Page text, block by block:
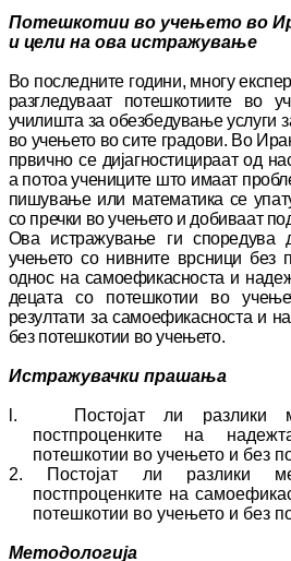
Потешкотии во учењето во
и цели на ова истражување
Во последните години, многу
разгледуваат по­теш­ко­тии­те во
училишта за обезбедување услуги
во учењето во сите градови. Во
првично се ди­јаг­нос­ти­ци­ра­ат од
а потоа уче­ни­ците што имаат
пишување или ма­те­матика се
со пречки во учењето и добиваат
Ова истражување ги споредува
учењето со нивните врсници без
однос на са­мо­ефи­кас­носта и
де­ца­та со потешкотии во
резултати за са­мо­ефи­кас­нос­та и
без по­теш­котии во уче­ње­то.
Истражувачки прашања
l. Постојат ли разлики
постпроценките на
потешкотии во учењето и без
2. Постојат ли разлики
постпроценките на
потешкотии во уче­ње­то и без
Методологија